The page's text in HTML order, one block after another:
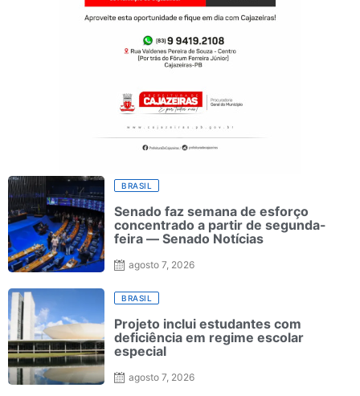
BRASIL
Senado faz semana de esforço
concentrado a partir de segunda-
feira — Senado Notícias
agosto 7, 2026
BRASIL
Projeto inclui estudantes com
deficiência em regime escolar
especial
agosto 7, 2026